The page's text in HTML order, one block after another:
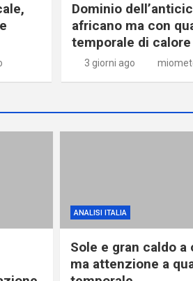
Dominio
africano ma con
temporale di calore
3 giorni ago
ANALISI ITALIA
Sole e gran caldo a
ma attenzione a